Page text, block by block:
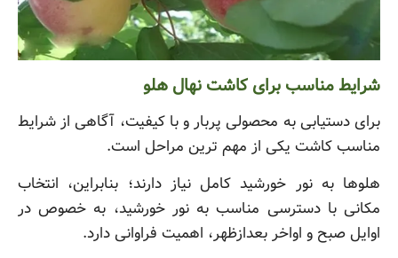
شرایط مناسب برای کاشت نهال هلو
برای دستیابی به محصولی پربار و با کیفیت، آگاهی از شرایط
مناسب کاشت یکی از مهم ترین مراحل است.
هلوها به نور خورشید کامل نیاز دارند؛ بنابراین، انتخاب
مکانی با دسترسی مناسب به نور خورشید، به خصوص در
اوایل صبح و اواخر بعدازظهر، اهمیت فراوانی دارد.